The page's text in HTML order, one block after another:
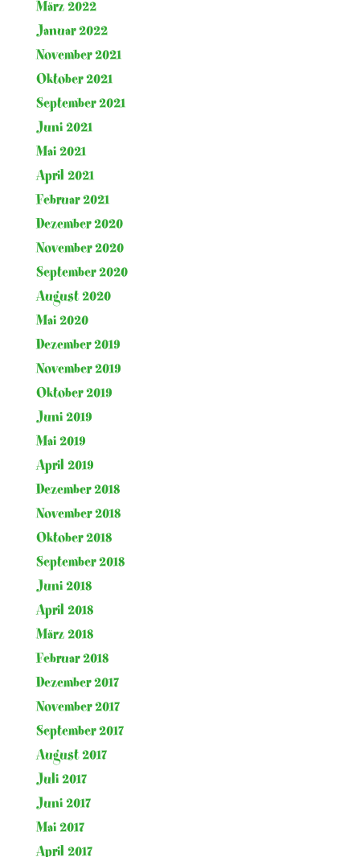
März 2022
Januar 2022
November 2021
Oktober 2021
September 2021
Juni 2021
Mai 2021
April 2021
Februar 2021
Dezember 2020
November 2020
September 2020
August 2020
Mai 2020
Dezember 2019
November 2019
Oktober 2019
Juni 2019
Mai 2019
April 2019
Dezember 2018
November 2018
Oktober 2018
September 2018
Juni 2018
April 2018
März 2018
Februar 2018
Dezember 2017
November 2017
September 2017
August 2017
Juli 2017
Juni 2017
Mai 2017
April 2017